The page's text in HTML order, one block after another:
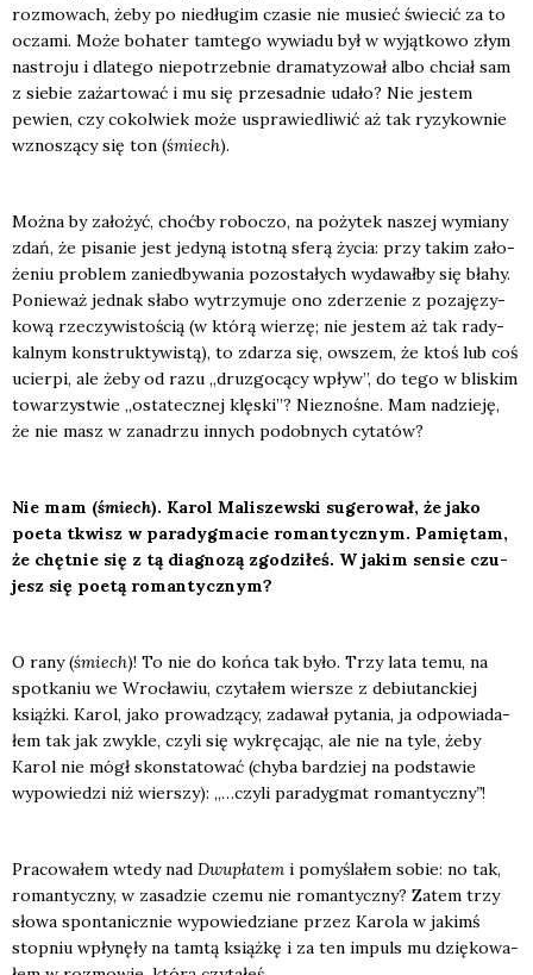
roz­mo­wach, żeby po nie­dłu­gim cza­sie nie musieć świe­cić za to
ocza­mi. Może boha­ter tam­te­go wywia­du był w wyjąt­ko­wo złym
nastro­ju i dla­te­go nie­po­trzeb­nie dra­ma­ty­zo­wał albo chciał sam
z sie­bie zażar­to­wać i mu się prze­sad­nie uda­ło? Nie jestem
pewien, czy cokol­wiek może uspra­wie­dli­wić aż tak ryzy­kow­nie
wzno­szą­cy się ton (śmiech).
Moż­na by zało­żyć, choć­by robo­czo, na poży­tek naszej wymia­ny
zdań, że pisa­nie jest jedy­ną istot­ną sfe­rą życia: przy takim zało­
że­niu pro­blem zanie­dby­wa­nia pozo­sta­łych wyda­wał­by się bła­hy.
Ponie­waż jed­nak sła­bo wytrzy­mu­je ono zde­rze­nie z poza­ję­zy­
ko­wą rze­czy­wi­sto­ścią (w któ­rą wie­rzę; nie jestem aż tak rady­
kal­nym kon­struk­ty­wi­stą), to zda­rza się, owszem, że ktoś lub coś
ucier­pi, ale żeby od razu „dru­zgo­cą­cy wpływ”, do tego w bli­skim
towa­rzy­stwie „osta­tecz­nej klę­ski”? Nie­zno­śne. Mam nadzie­ję,
że nie masz w zana­drzu innych podob­nych cyta­tów?
Nie mam (śmiech). Karol Mali­szew­ski suge­ro­wał, że jako
poeta tkwisz w para­dyg­ma­cie roman­tycz­nym. Pamię­tam,
że chęt­nie się z tą dia­gno­zą zgo­dzi­łeś. W jakim sen­sie czu­
jesz się poetą roman­tycz­nym?
O rany (śmiech)! To nie do koń­ca tak było. Trzy lata temu, na
spo­tka­niu we Wro­cła­wiu, czy­ta­łem wier­sze z debiu­tanc­kiej
książ­ki. Karol, jako pro­wa­dzą­cy, zada­wał pyta­nia, ja odpo­wia­da­
łem tak jak zwy­kle, czy­li się wykrę­ca­jąc, ale nie na tyle, żeby
Karol nie mógł skon­sta­to­wać (chy­ba bar­dziej na pod­sta­wie
wypo­wie­dzi niż wier­szy): „…czy­li para­dyg­mat roman­tycz­ny”!
Pra­co­wa­łem wte­dy nad Dwu­pła­tem i pomy­śla­łem sobie: no tak,
roman­tycz­ny, w zasa­dzie cze­mu nie roman­tycz­ny? Zatem trzy
sło­wa spon­ta­nicz­nie wypo­wie­dzia­ne przez Karo­la w jakimś
stop­niu wpły­nę­ły na tam­tą książ­kę i za ten impuls mu dzię­ko­wa­